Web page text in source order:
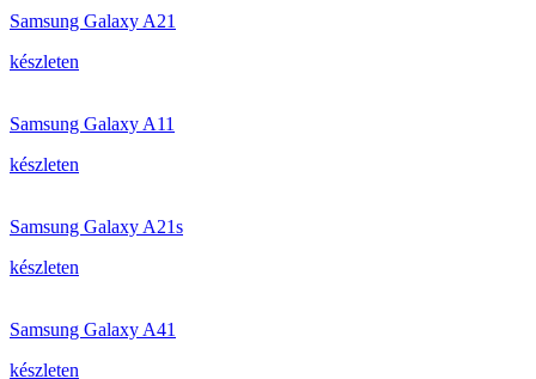
Samsung Galaxy A21
készleten
Samsung Galaxy A11
készleten
Samsung Galaxy A21s
készleten
Samsung Galaxy A41
készleten